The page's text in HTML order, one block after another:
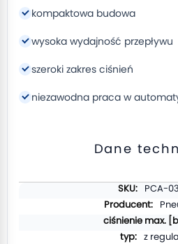
kompaktowa budowa
wysoka wydajność przepływu
szeroki zakres ciśnień
niezawodna praca w
Dane
PCA-
z